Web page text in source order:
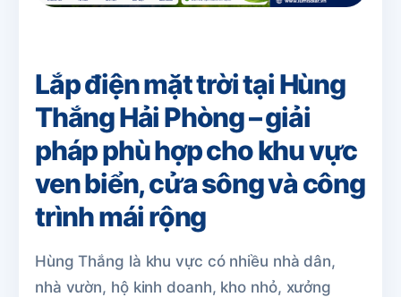
Lắp điện mặt trời tại Hùng
Thắng Hải Phòng – giải
pháp phù hợp cho khu vực
ven biển, cửa sông và công
trình mái rộng
Hùng Thắng là khu vực có nhiều nhà dân,
nhà vườn, hộ kinh doanh, kho nhỏ, xưởng